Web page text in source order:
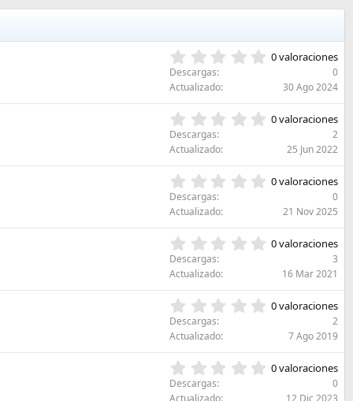
0
0
e
s
e
(
s
0 valoraciones
Descargas
0
Actualizado
30 Ago 2024
0
0
e
s
e
(
s
0 valoraciones
Descargas
2
Actualizado
25 Jun 2022
0
0
e
s
e
(
s
0 valoraciones
Descargas
0
Actualizado
21 Nov 2025
0
0
e
s
e
0 valoraciones
Descargas
3
Actualizado
16 Mar 2021
0
0
e
s
0 valoraciones
Descargas
2
Actualizado
7 Ago 2019
0
0 valoraciones
Descargas
0